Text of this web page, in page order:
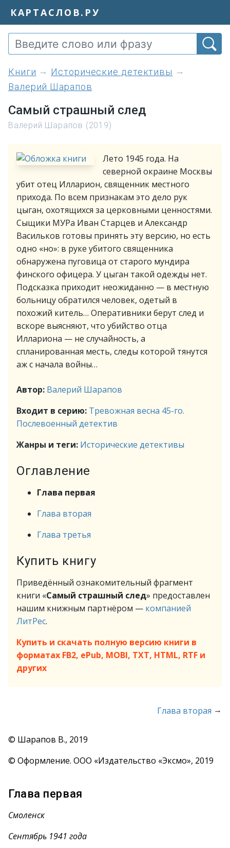
КАРТАСЛОВ.РУ
книги
Исторические детективы
Валерий Шарапов
Самый страшный след
Валерий Шарапов (2019)
Лето 1945 года. На
северной окраине Москвы
убит отец Илларион, священник местного
прихода. По всем признакам это дело рук
цыган, охотящихся за церковными ценностями.
Сыщики МУРа Иван Старцев и Александр
Васильков готовы принять эту версию, но есть
одно «но»: в руке убитого священника
обнаружена пуговица от старого мундира
финского офицера. У цыган такой одежды нет.
Подсказка приходит неожиданно — в местную
больницу обратился человек, одетый в
похожий китель… Оперативники берут след и
вскоре выясняют, что убийство отца
Иллариона — не случайность, а
спланированная месть, следы которой тянутся
аж с начала войны…
Автор: Валерий Шарапов
Входит в серию: Тревожная весна 45-го.
Послевоенный детектив
Жанры и теги: Исторические детективы
Оглавление
Глава первая
Глава вторая
Глава третья
Купить книгу
Приведённый ознакомительный фрагмент
книги «Самый страшный след» предоставлен
нашим книжным партнёром — компанией
ЛитРес.
Купить и скачать полную версию книги в
форматах FB2, ePub, MOBI, TXT, HTML, RTF и
других
Глава вторая →
© Шарапов В., 2019
© Оформление. ООО «Издательство «Эксмо», 2019
Глава первая
Смоленск
Сентябрь 1941 года